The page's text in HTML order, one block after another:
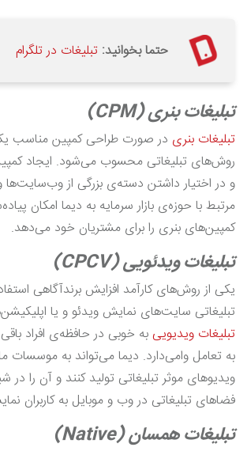
حتما بخوانید: تبلیغات در تلگرام
تبلیغات بنری (CPM)
تبلیغات بنری در صورت طراحی کمپین مناسب
روش‌های تبلیغاتی محسوب می‌شود. ایجاد
و در اختیار داشتن دسته‌ی بزرگی از وب‌سایت‌ها
مرتبط با حوزه‌ی بازار سرمایه به دیما امکان
کمپین‌های بنری را برای مشتریان خود می‌دهد.
تبلیغات ویدئویی (CPCV)
یکی از روش‌های کارآمد افزایش برندآگاهی
تبلیغاتی سایت‌های نمایش ویدئو و یا
تبلیغات ویدیویی به خوبی در حافظه‌ی افراد
به تعامل وامی‌دارد. دیما می‌تواند به موسسات
ویدیوهای موثر تبلیغاتی تولید کنند و آن را
فضاهای تبلیغاتی در وب و موبایل به کاربران
تبلیغات همسان (Native)